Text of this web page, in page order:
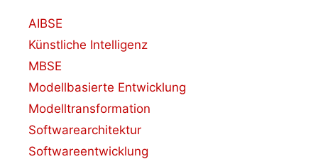
AIBSE
Künstliche Intelligenz
MBSE
Modellbasierte Entwicklung
Modelltransformation
Softwarearchitektur
Softwareentwicklung